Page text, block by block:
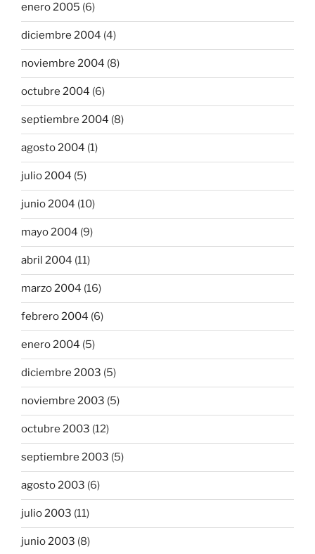
enero 2005 (6)
diciembre 2004 (4)
noviembre 2004 (8)
octubre 2004 (6)
septiembre 2004 (8)
agosto 2004 (1)
julio 2004 (5)
junio 2004 (10)
mayo 2004 (9)
abril 2004 (11)
marzo 2004 (16)
febrero 2004 (6)
enero 2004 (5)
diciembre 2003 (5)
noviembre 2003 (5)
octubre 2003 (12)
septiembre 2003 (5)
agosto 2003 (6)
julio 2003 (11)
junio 2003 (8)